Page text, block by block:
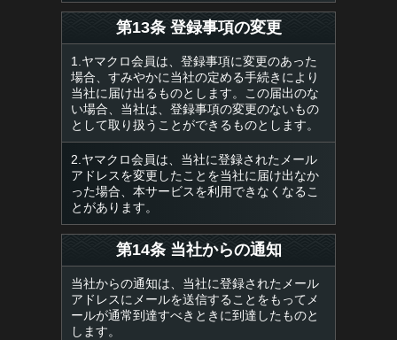
第13条 登録事項の変更
1.ヤマクロ会員は、登録事項に変更のあった
場合、すみやかに当社の定める手続きにより
当社に届け出るものとします。この届出のな
い場合、当社は、登録事項の変更のないもの
として取り扱うことができるものとします。
2.ヤマクロ会員は、当社に登録されたメール
アドレスを変更したことを当社に届け出なか
った場合、本サービスを利用できなくなるこ
とがあります。
第14条 当社からの通知
当社からの通知は、当社に登録されたメール
アドレスにメールを送信することをもってメ
ールが通常到達すべきときに到達したものと
します。